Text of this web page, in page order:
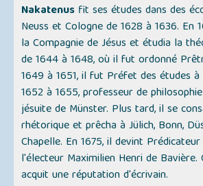
Nakatenus fit ses études dans des
Neuss et Cologne de 1628 à 1636. En
la Compagnie de Jésus et étudia la
de 1644 à 1648, où il fut ordonné
1649 à 1651, il fut Préfet des études à
1652 à 1655, professeur de
jésuite de Münster. Plus tard, il se
rhétorique et prêcha à Jülich, Bonn,
Chapelle. En 1675, il devint
l'électeur Maximilien Henri de Bavière.
acquit une réputation d'écrivain.